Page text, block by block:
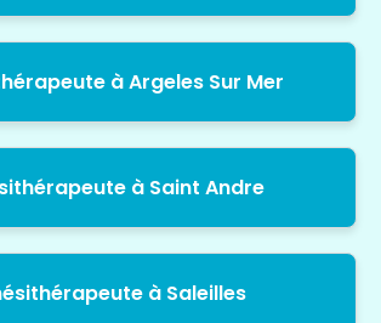
à Argeles Sur Mer
à Saint Andre
à Saleilles